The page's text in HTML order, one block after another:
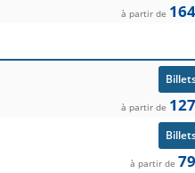
à partir de
à partir de
à partir de